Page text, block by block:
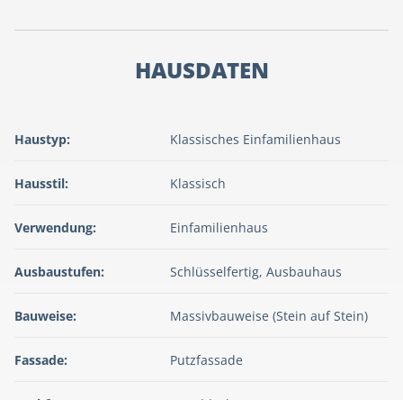
HAUSDATEN
Haustyp: Klassisches Einfamilienhaus
Hausstil: Klassisch
Verwendung: Einfamilienhaus
Ausbaustufen: Schlüsselfertig, Ausbauhaus
Bauweise: Massivbauweise (Stein auf Stein)
Fassade: Putzfassade